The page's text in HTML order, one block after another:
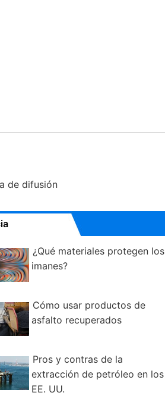
de difusión
¿Qué materiales protegen los
imanes?
Cómo usar productos de
asfalto recuperados
Pros y contras de la
extracción de petróleo en los
EE. UU.